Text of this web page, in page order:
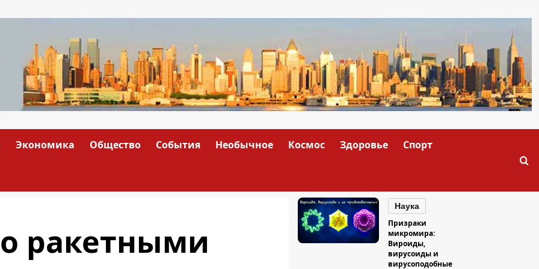
Экономика Общество События Необычное Космос Здоровье Спорт
ракетными
Наука
Призраки
микромира:
Вироиды,
вирусоиды и
вирусоподобные